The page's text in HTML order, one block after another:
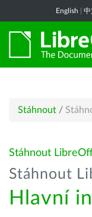
English 中
Stáhnout /
Stáhnout
Stáhnout
Hlavní